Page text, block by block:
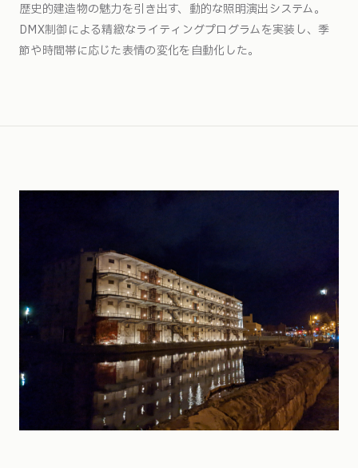
歴史的建造物の魅力を引き出す、動的な照明演出システム。
DMX制御による精緻なライティングプログラムを実装し、季
節や時間帯に応じた表情の変化を自動化した。